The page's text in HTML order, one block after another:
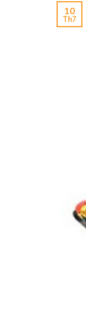
10
Th7